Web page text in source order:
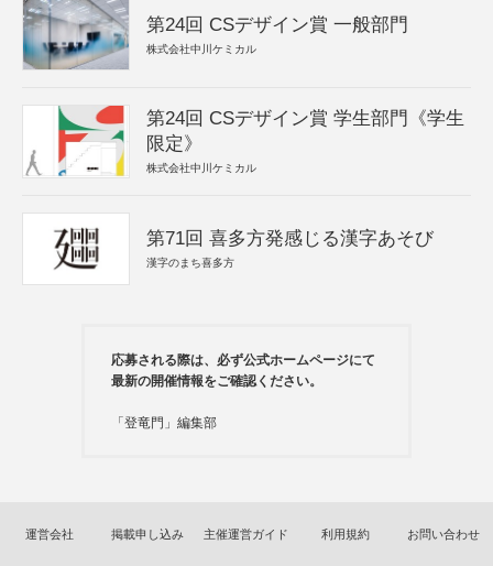
第24回 CSデザイン賞 一般部門
株式会社中川ケミカル
第24回 CSデザイン賞 学生部門《学生
限定》
株式会社中川ケミカル
第71回 喜多方発感じる漢字あそび
漢字のまち喜多方
応募される際は、必ず公式ホームページにて
最新の開催情報をご確認ください。
「登竜門」編集部
運営会社 掲載申し込み 主催運営ガイド 利用規約 お問い合わせ